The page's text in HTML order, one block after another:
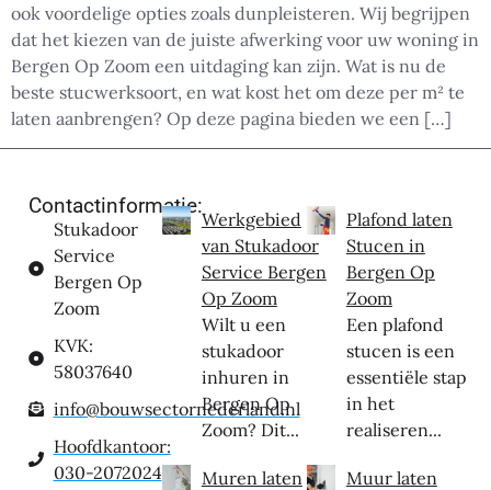
ook voordelige opties zoals dunpleisteren. Wij begrijpen
dat het kiezen van de juiste afwerking voor uw woning in
Bergen Op Zoom een uitdaging kan zijn. Wat is nu de
beste stucwerksoort, en wat kost het om deze per m² te
laten aanbrengen? Op deze pagina bieden we een […]
Contactinformatie:
Stukadoor
Service
Bergen Op
Zoom
KVK:
58037640
info@bouwsectornederland.nl
Hoofdkantoor:
030-2072024
Werkgebied
van Stukadoor
Service Bergen
Op Zoom
Wilt u een
stukadoor
inhuren in
Bergen Op
Zoom? Dit...
Muren laten
Plafond laten
Stucen in
Bergen Op
Zoom
Een plafond
stucen is een
essentiële stap
in het
realiseren...
Muur laten